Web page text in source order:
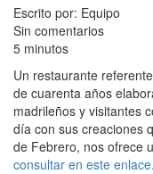
Escrito por: Equipo
Sin comentarios
5 minutos
Un restaurante
de cuarenta años
madrileños y visitantes
día con sus creaciones
de Febrero, nos ofrece
consultar en este enlace.